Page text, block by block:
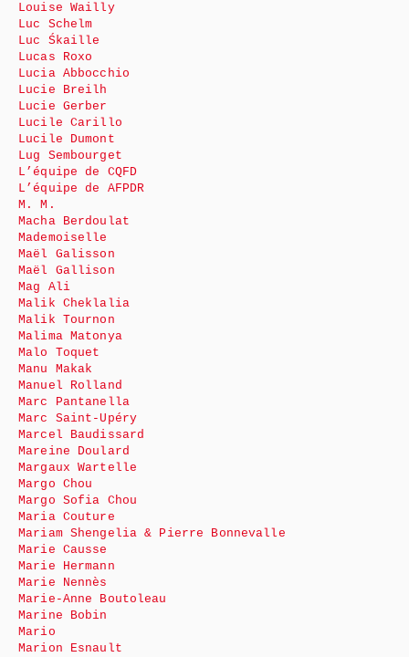
Louise Wailly
Luc Schelm
Luc Śkaille
Lucas Roxo
Lucia Abbocchio
Lucie Breilh
Lucie Gerber
Lucile Carillo
Lucile Dumont
Lug Sembourget
L’équipe de CQFD
L’équipe de AFPDR
M. M.
Macha Berdoulat
Mademoiselle
Maël Galisson
Maël Gallison
Mag Ali
Malik Cheklalia
Malik Tournon
Malima Matonya
Malo Toquet
Manu Makak
Manuel Rolland
Marc Pantanella
Marc Saint-Upéry
Marcel Baudissard
Mareine Doulard
Margaux Wartelle
Margo Chou
Margo Sofia Chou
Maria Couture
Mariam Shengelia & Pierre Bonnevalle
Marie Causse
Marie Hermann
Marie Nennès
Marie-Anne Boutoleau
Marine Bobin
Mario
Marion Esnault